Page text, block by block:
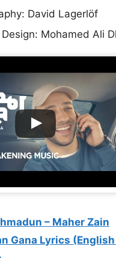
David Lagerlöf
Mohamed Ali
– Maher Zain
Gana Lyrics